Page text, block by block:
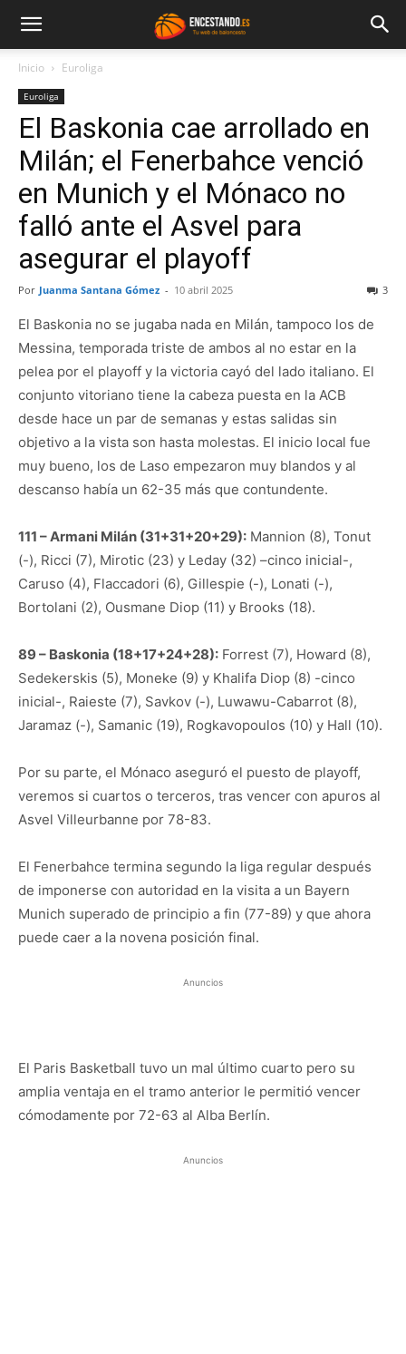
Inicio Euroliga
Euroliga
El Baskonia cae arrollado en
Milán; el Fenerbahce venció
en Munich y el Mónaco no
falló ante el Asvel para
asegurar el playoff
Por Juanma Santana Gómez - 10 abril 2025 3
El Baskonia no se jugaba nada en Milán, tampoco los de
Messina, temporada triste de ambos al no estar en la
pelea por el playoff y la victoria cayó del lado italiano. El
conjunto vitoriano tiene la cabeza puesta en la ACB
desde hace un par de semanas y estas salidas sin
objetivo a la vista son hasta molestas. El inicio local fue
muy bueno, los de Laso empezaron muy blandos y al
descanso había un 62-35 más que contundente.
111 – Armani Milán (31+31+20+29): Mannion (8), Tonut
(-), Ricci (7), Mirotic (23) y Leday (32) –cinco inicial-,
Caruso (4), Flaccadori (6), Gillespie (-), Lonati (-),
Bortolani (2), Ousmane Diop (11) y Brooks (18).
89 – Baskonia (18+17+24+28): Forrest (7), Howard (8),
Sedekerskis (5), Moneke (9) y Khalifa Diop (8) -cinco
inicial-, Raieste (7), Savkov (-), Luwawu-Cabarrot (8),
Jaramaz (-), Samanic (19), Rogkavopoulos (10) y Hall (10).
Por su parte, el Mónaco aseguró el puesto de playoff,
veremos si cuartos o terceros, tras vencer con apuros al
Asvel Villeurbanne por 78-83.
El Fenerbahce termina segundo la liga regular después
de imponerse con autoridad en la visita a un Bayern
Munich superado de principio a fin (77-89) y que ahora
puede caer a la novena posición final.
Anuncios
El Paris Basketball tuvo un mal último cuarto pero su
amplia ventaja en el tramo anterior le permitió vencer
cómodamente por 72-63 al Alba Berlín.
Anuncios